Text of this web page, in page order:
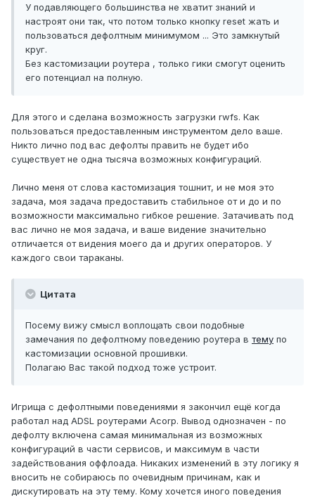
У подавляющего большинства не хватит знаний и
настроят они так, что потом только кнопку reset жать и
пользоваться дефолтным минимумом ... Это замкнутый
круг.
Без кастомизации роутера , только гики смогут оценить
его потенциал на полную.
Для этого и сделана возможность загрузки rwfs. Как
пользоваться предоставленным инструментом дело ваше.
Никто лично под вас дефолты править не будет ибо
существует не одна тысяча возможных конфигураций.
Лично меня от слова кастомизация тошнит, и не моя это
задача, моя задача предоставить стабильное от и до и по
возможности максимально гибкое решение. Затачивать под
вас лично не моя задача, и ваше видение значительно
отличается от видения моего да и других операторов. У
каждого свои тараканы.
Цитата
Посему вижу смысл воплощать свои подобные
замечания по дефолтному поведению роутера в тему по
кастомизации основной прошивки.
Полагаю Вас такой подход тоже устроит.
Игрища с дефолтными поведениями я закончил ещё когда
работал над ADSL роутерами Acorp. Вывод однозначен - по
дефолту включена самая минимальная из возможных
конфигураций в части сервисов, и максимум в части
задействования оффлоада. Никаких изменений в эту логику я
вносить не собираюсь по очевидным причинам, как и
дискутировать на эту тему. Кому хочется иного поведения